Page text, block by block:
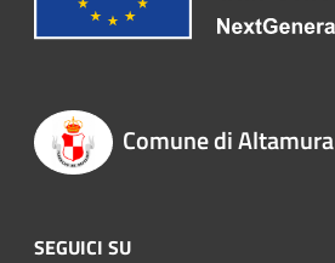
Comune di Altamura
SEGUICI SU